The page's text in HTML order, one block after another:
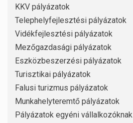
KKV pályázatok
Telephelyfejlesztési pályázatok
Vidékfejlesztési pályázatok
Mezőgazdasági pályázatok
Eszközbeszerzési pályázatok
Turisztikai pályázatok
Falusi turizmus pályázatok
Munkahelyteremtő pályázatok
Pályázatok egyéni vállalkozóknak